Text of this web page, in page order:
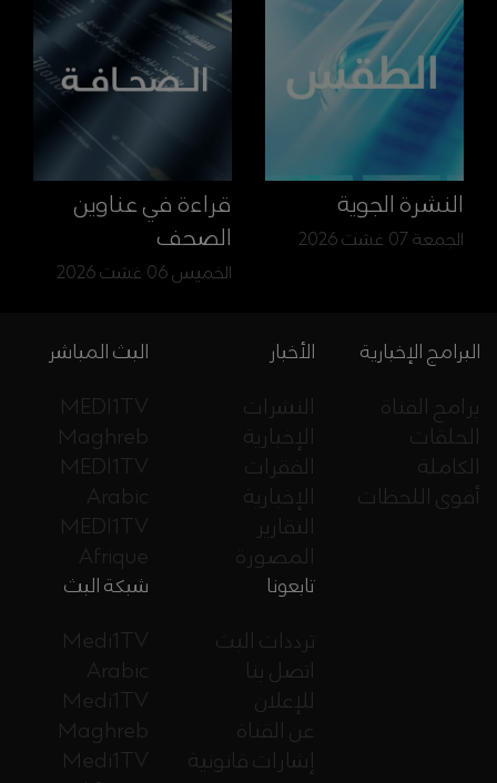
النشرة الجوية
الجمعة 07 غشت 2026
قراءة في عناوين
الصحف
الخميس 06 غشت 2026
البث المباشر
MEDI1TV
Maghreb
MEDI1TV
Arabic
MEDI1TV
Afrique
الأخبار
النشرات
الإخبارية
الفقرات
الإخبارية
التقارير
المصورة
البرامج الإخبارية
برامج القناة
الحلقات
الكاملة
أقوى اللحظات
شبكة البث
Medi1TV
Arabic
Medi1TV
Maghreb
Medi1TV
تابعونا
ترددات البث
اتصل بنا
للإعلان
عن القناة
إشارات قانونية